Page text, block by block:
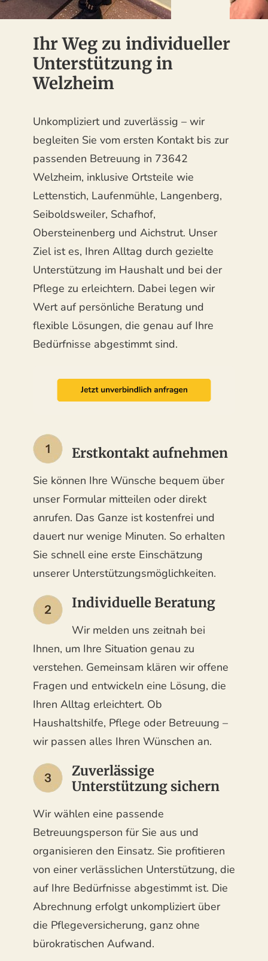
Ihr Weg zu individueller
Unterstützung in
Welzheim
Unkompliziert und zuverlässig – wir
begleiten Sie vom ersten Kontakt bis zur
passenden Betreuung in 73642
Welzheim, inklusive Ortsteile wie
Lettenstich, Laufenmühle, Langenberg,
Seiboldsweiler, Schafhof,
Obersteinenberg und Aichstrut. Unser
Ziel ist es, Ihren Alltag durch gezielte
Unterstützung im Haushalt und bei der
Pflege zu erleichtern. Dabei legen wir
Wert auf persönliche Beratung und
flexible Lösungen, die genau auf Ihre
Bedürfnisse abgestimmt sind.
Erstkontakt aufnehmen
Sie können Ihre Wünsche bequem über
unser Formular mitteilen oder direkt
anrufen. Das Ganze ist kostenfrei und
dauert nur wenige Minuten. So erhalten
Sie schnell eine erste Einschätzung
unserer Unterstützungsmöglichkeiten.
Individuelle Beratung
Wir melden uns zeitnah bei
Ihnen, um Ihre Situation genau zu
verstehen. Gemeinsam klären wir offene
Fragen und entwickeln eine Lösung, die
Ihren Alltag erleichtert. Ob
Haushaltshilfe, Pflege oder Betreuung –
wir passen alles Ihren Wünschen an.
Zuverlässige
Unterstützung sichern
Wir wählen eine passende
Betreuungsperson für Sie aus und
organisieren den Einsatz. Sie profitieren
von einer verlässlichen Unterstützung, die
auf Ihre Bedürfnisse abgestimmt ist. Die
Abrechnung erfolgt unkompliziert über
die Pflegeversicherung, ganz ohne
bürokratischen Aufwand.